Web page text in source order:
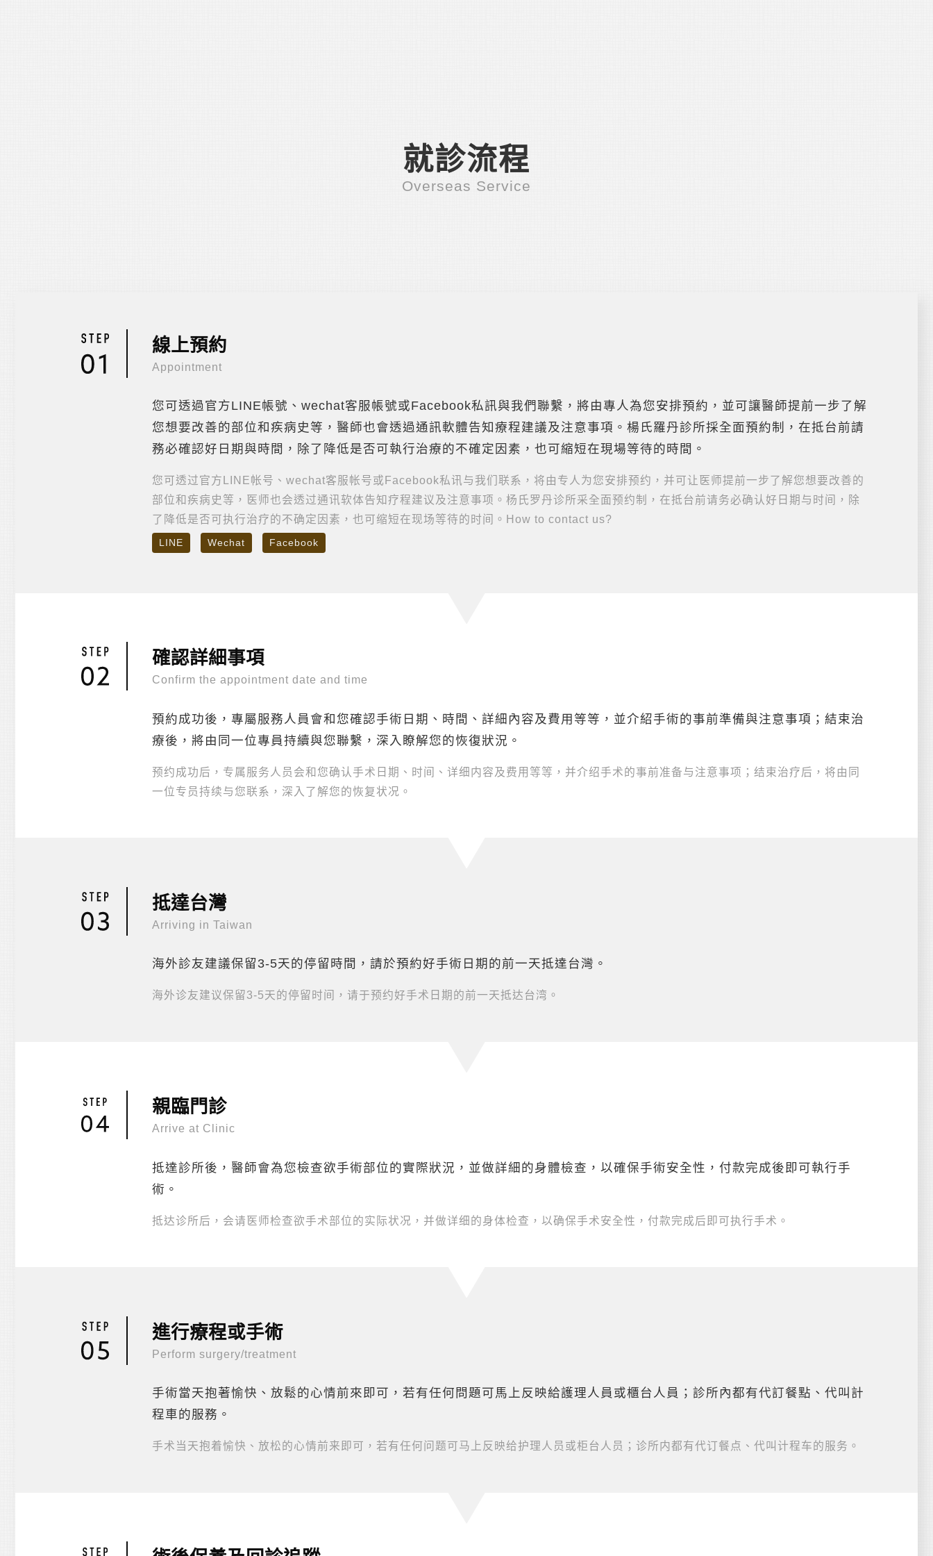
就診流程
Overseas Service
線上預約
Appointment
您可透過官方LINE帳號、wechat客服帳號或Facebook私訊與我們聯繫，將由專人為您安排預約，並可讓醫師提前一步了解
您想要改善的部位和疾病史等，醫師也會透過通訊軟體告知療程建議及注意事項。楊氏羅丹診所採全面預約制，在抵台前請
務必確認好日期與時間，除了降低是否可執行治療的不確定因素，也可縮短在現場等待的時間。
您可透过官方LINE帐号、wechat客服帐号或Facebook私讯与我们联系，将由专人为您安排预约，并可让医师提前一步了解您想要改善的
部位和疾病史等，医师也会透过通讯软体告知疗程建议及注意事项。杨氏罗丹诊所采全面预约制，在抵台前请务必确认好日期与时间，除
了降低是否可执行治疗的不确定因素，也可缩短在现场等待的时间。How to contact us?
LINE Wechat Facebook
確認詳細事項
Confirm the appointment date and time
預約成功後，專屬服務人員會和您確認手術日期、時間、詳細內容及費用等等，並介紹手術的事前準備與注意事項；結束治
療後，將由同一位專員持續與您聯繫，深入瞭解您的恢復狀況。
预约成功后，专属服务人员会和您确认手术日期、时间、详细内容及费用等等，并介绍手术的事前准备与注意事项；结束治疗后，将由同
一位专员持续与您联系，深入了解您的恢复状况。
抵達台灣
Arriving in Taiwan
海外診友建議保留3-5天的停留時間，請於預約好手術日期的前一天抵達台灣。
海外诊友建议保留3-5天的停留时间，请于预约好手术日期的前一天抵达台湾。
親臨門診
Arrive at Clinic
抵達診所後，醫師會為您檢查欲手術部位的實際狀況，並做詳細的身體檢查，以確保手術安全性，付款完成後即可執行手
術。
抵达诊所后，会请医师检查欲手术部位的实际状况，并做详细的身体检查，以确保手术安全性，付款完成后即可执行手术。
進行療程或手術
Perform surgery/treatment
手術當天抱著愉快、放鬆的心情前來即可，若有任何問題可馬上反映給護理人員或櫃台人員；診所內都有代訂餐點、代叫計
程車的服務。
手术当天抱着愉快、放松的心情前来即可，若有任何问题可马上反映给护理人员或柜台人员；诊所内都有代订餐点、代叫计程车的服务。